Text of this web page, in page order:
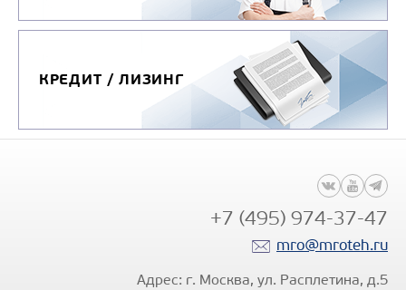
КРЕДИТ / ЛИЗИНГ
+7 (495) 974-37-47
mro@mroteh.ru
Адрес: г. Москва, ул. Расплетина, д.5